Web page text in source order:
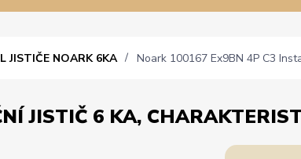
JISTIČE NOARK 6KA Noark 100167 Ex9BN 4P C3
JISTIČ 6 KA,